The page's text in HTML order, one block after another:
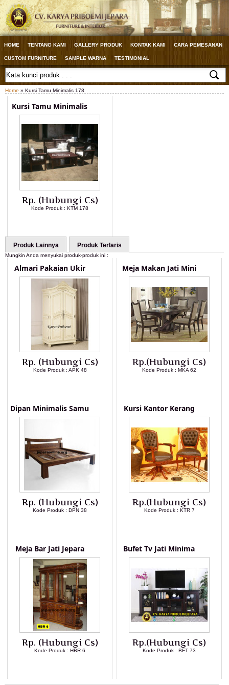
HOME TENTANG KAMI GALLERY PRODUK KONTAK KAMI CARA PEMESANAN
CUSTOM FURNITURE SAMPLE WARNA TESTIMONIAL
Home » Kursi Tamu Minimalis 178
Kursi Tamu Minimalis
Rp. (Hubungi Cs)
Kode Produk : KTM 178
Produk Lainnya Produk Terlaris
Mungkin Anda menyukai produk-produk ini :
Almari Pakaian Ukir
Rp. (Hubungi Cs)
Kode Produk : APK 48
Meja Makan Jati Mini
Rp.(Hubungi Cs)
Kode Produk : MKA 62
Dipan Minimalis Samu
Rp. (Hubungi Cs)
Kode Produk : DPN 38
Kursi Kantor Kerang
Rp.(Hubungi Cs)
Kode Produk : KTR 7
Meja Bar Jati Jepara
Rp. (Hubungi Cs)
Kode Produk : HBR 6
Bufet Tv Jati Minima
Rp.(Hubungi Cs)
Kode Produk : BFT 73